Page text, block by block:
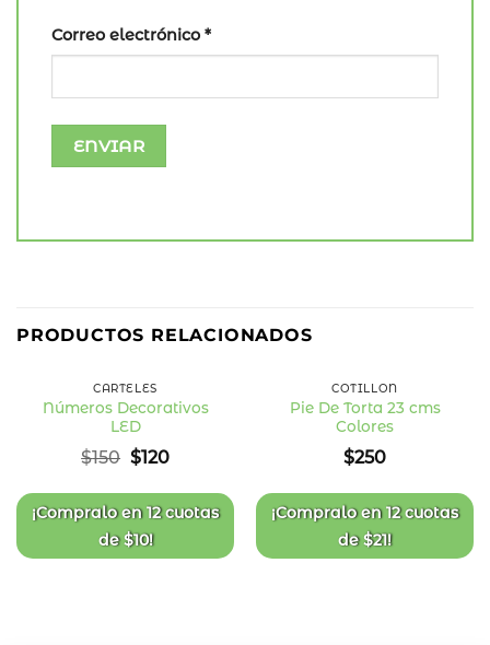
Correo electrónico *
PRODUCTOS RELACIONADOS
OFF
CARTELES
Números Decorativos
LED
$150 El
original
era:
$150.
$120El
actual
es:
$120.
¡Compralo en12 cuotas
de$10!
COTILLÓN
Pie De Torta 23 cms
Colores
$250
¡Compralo en12 cuotas
de$21!